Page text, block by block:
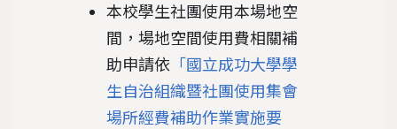
本校學生社團使用本場地空
間，場地空間使用費相關補
助申請依 「國立成功大學學
生自治組織暨社團使用集會
場所經費補助作業實施要